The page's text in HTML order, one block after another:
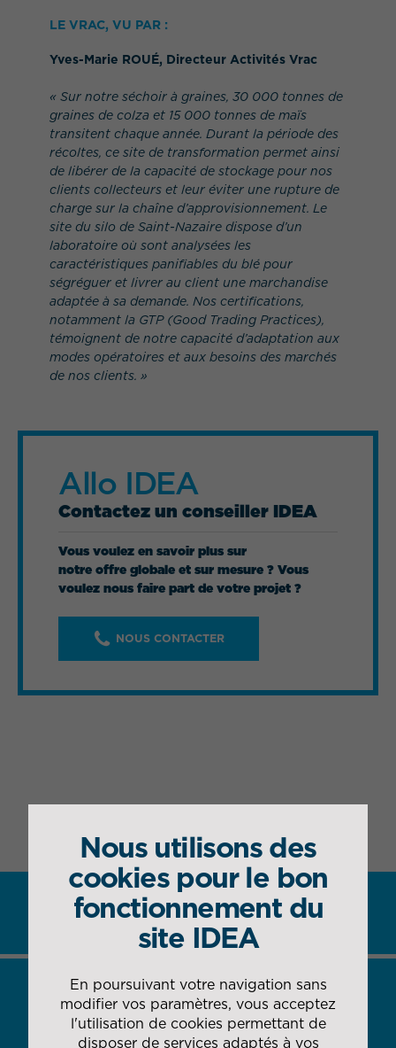
LE VRAC, VU PAR :
Yves-Marie ROUÉ, Directeur Activités Vrac
« Sur notre séchoir à graines, 30 000 tonnes de
graines de colza et 15 000 tonnes de maïs
transitent chaque année. Durant la période des
récoltes, ce site de transformation permet ainsi
de libérer de la capacité de stockage pour nos
clients collecteurs et leur éviter une rupture de
charge sur la chaîne d’approvisionnement. Le
site du silo de Saint-Nazaire dispose d’un
laboratoire où sont analysées les
caractéristiques panifiables du blé pour
ségréguer et livrer au client une marchandise
adaptée à sa demande. Nos certifications,
notamment la GTP (Good Trading Practices),
témoignent de notre capacité d’adaptation aux
modes opératoires et aux besoins des marchés
de nos clients. »
Allo IDEA
Contactez un conseiller IDEA
Vous voulez en savoir plus sur
notre offre globale et sur mesure ? Vous
voulez nous faire part de votre projet ?
NOUS CONTACTER
DÉCOUVREZ NOS OFFRES &
SERVICES
Nous utilisons des
cookies pour le bon
fonctionnement du
site IDEA
En poursuivant votre navigation sans
modifier vos paramètres, vous acceptez
l'utilisation de cookies permettant de
disposer de services adaptés à vos